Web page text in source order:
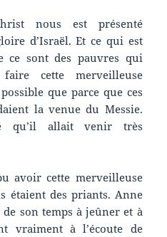
nous est présenté
d’Israël. Et ce qui est
ce sont des pauvres qui
cette merveilleuse
que parce que ces
la venue du Messie.
qu’il allait venir très
avoir cette merveilleuse
étaient des priants. Anne
son temps à jeûner et à
vraiment à l’écoute de